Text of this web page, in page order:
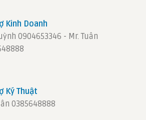
Kinh Doanh
0904653346 - Mr. Tuân
Ký Thuật
0385648888